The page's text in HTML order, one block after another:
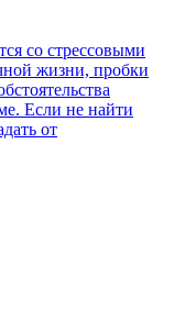
со стрессовыми
жизни, пробки
Если не найти
от